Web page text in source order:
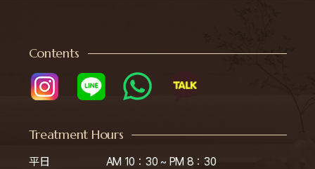
Contents
Treatment Hours
平日
AM 10：30 ~ PM 8：30